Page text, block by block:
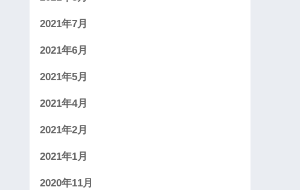
2021年7月
2021年6月
2021年5月
2021年4月
2021年2月
2021年1月
2020年11月